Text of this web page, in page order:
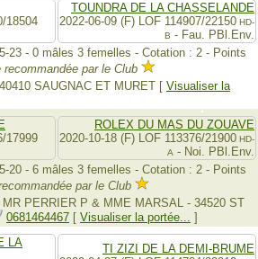
18504
TOUNDRA DE LA CHASSELANDE
2022-06-09 (F) LOF 114907/22150 HD-
B - Fau. PBl.Env.
23 - 0 mâles 3 femelles - Cotation : 2 - Points
recommandée par le Club
SAUGNAC ET MURET [ Visualiser la
17999
ROLEX DU MAS DU ZOUAVE
2020-10-18 (F) LOF 113376/21900 HD-
A - Noi. PBl.Env.
20 - 6 mâles 3 femelles - Cotation : 2 - Points
par le Club
PERRIER P & MME MARSAL - 34520 ST
0681464467 [ Visualiser la portée... ]
LA
TI ZIZI DE LA DEMI-BRUME